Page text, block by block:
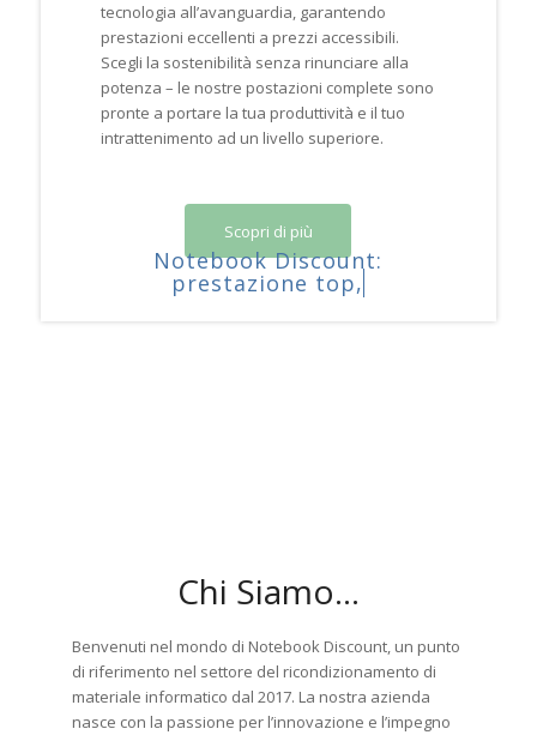
tecnologia all’avanguardia, garantendo
prestazioni eccellenti a prezzi accessibili.
Scegli la sostenibilità senza rinunciare alla
potenza – le nostre postazioni complete sono
pronte a portare la tua produttività e il tuo
intrattenimento ad un livello superiore.
Scopri di più
Notebook Discount:
prestazione top, a p
Chi Siamo…
Benvenuti nel mondo di Notebook Discount, un punto
di riferimento nel settore del ricondizionamento di
materiale informatico dal 2017. La nostra azienda
nasce con la passione per l’innovazione e l’impegno